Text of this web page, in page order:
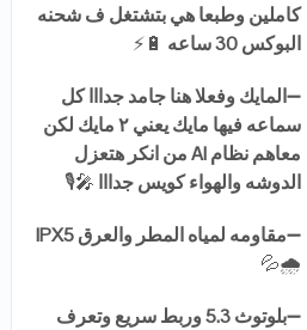
كاملين وطبعا هي بتشتغل ف شحنه
البوكس 30 ساعه
🔋⚡
➖المايك وفعلا هنا جامد جدااا كل
سماعه فيها مايك يعني ٢ مايك لكن
معاهم نظام AI من انكر هتعزل
الدوشه والهواء كويس جدااا 🎤🎙️
➖مقاومه لمياه المطر والعرق IPX5
🌧️💦
➖
بلوتوث 5.3 وربط سريع وتعرف